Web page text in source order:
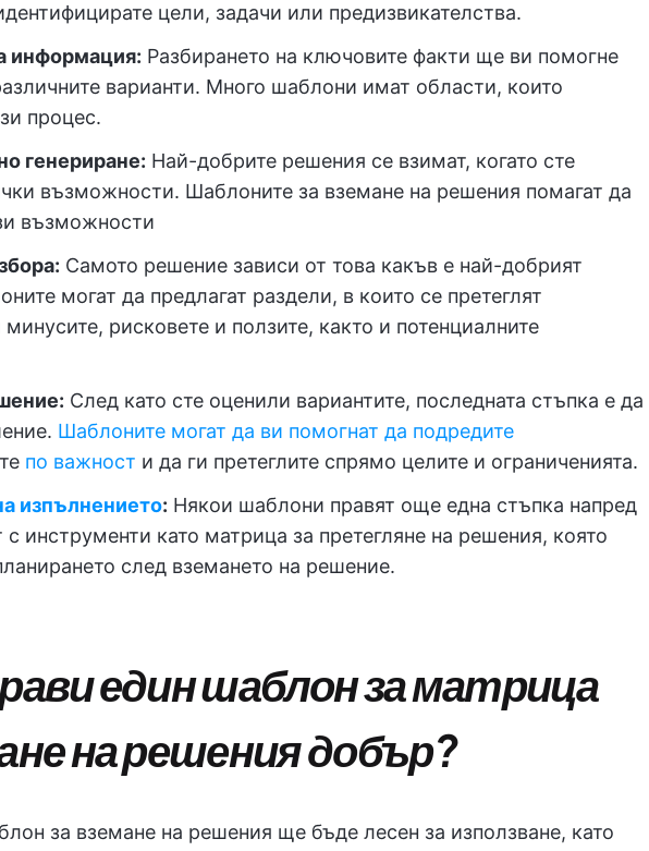
цели, задачи или предизвикателства.
информация: Разбирането на ключовите факти ще ви помогне
варианти. Много шаблони имат области, които
процес.
генериране: Най-добрите решения се взимат, когато сте
възможности. Шаблоните за вземане на решения помагат да
възможности
Самото решение зависи от това какъв е най-добрият
могат да предлагат раздели, в които се претеглят
рисковете и ползите, както и потенциалните
След като сте оценили вариантите, последната стъпка е да
Шаблоните могат да ви помогнат да подредите
по важност и да ги претеглите спрямо целите и ограниченията.
изпълнението: Някои шаблони правят още една стъпка напред
с инструменти като матрица за претегляне на решения, която
след вземането на решение.
един шаблон за матрица
на решения добър?
за вземане на решения ще бъде лесен за използване, като